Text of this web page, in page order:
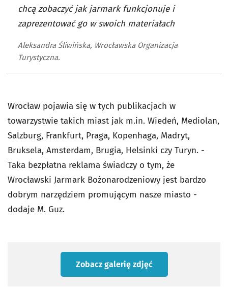
chcą zobaczyć jak jarmark funkcjonuje i
zaprezentować go w swoich materiałach
Aleksandra Śliwińska, Wrocławska Organizacja
Turystyczna.
Wrocław pojawia się w tych publikacjach w
towarzystwie takich miast jak m.in. Wiedeń, Mediolan,
Salzburg, Frankfurt, Praga, Kopenhaga, Madryt,
Bruksela, Amsterdam, Brugia, Helsinki czy Turyn. -
Taka bezpłatna reklama świadczy o tym, że
Wrocławski Jarmark Bożonarodzeniowy jest bardzo
dobrym narzędziem promującym nasze miasto -
dodaje M. Guz.
Zobacz galerię zdjęć